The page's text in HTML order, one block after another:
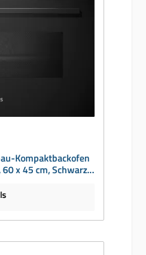
Kompaktbackofen
x 45 cm, Schwarz,